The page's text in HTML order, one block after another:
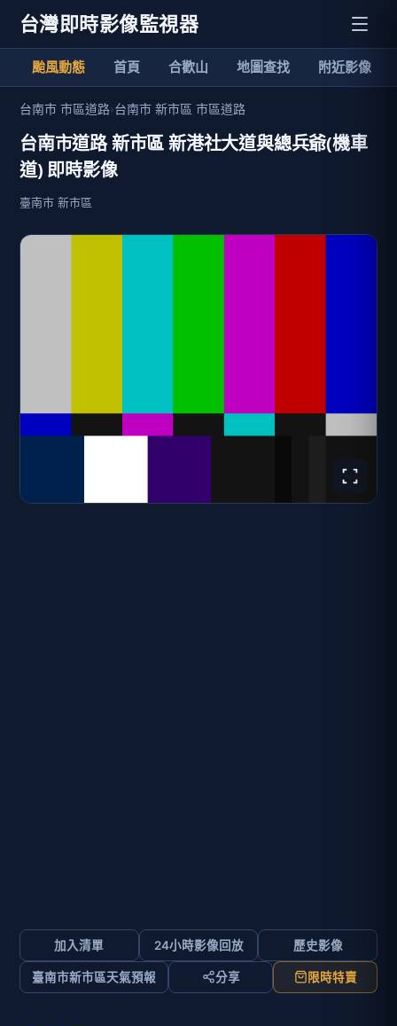
台灣即時影像監視器
颱風動態 首頁 合歡山 地圖查找 附近影像
台南市 市區道路›台南市 新市區 市區道路
台南市道路 新市區 新港社大道與總兵爺(機車
道) 即時影像
臺南市 新市區
加入清單 24小時影像回放 歷史影像
臺南市新市區天氣預報 分享 限時特賣